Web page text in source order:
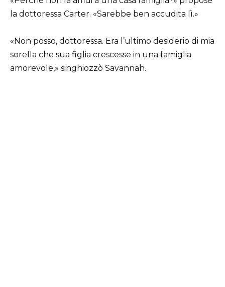
la dottoressa Carter. «Sarebbe ben accudita lì.»
«Non posso, dottoressa. Era l’ultimo desiderio di mia
sorella che sua figlia crescesse in una famiglia
amorevole,» singhiozzò Savannah.